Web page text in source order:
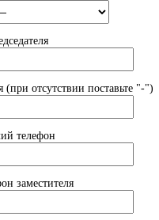
отсутствии поставьте "-")
телефон
заместителя